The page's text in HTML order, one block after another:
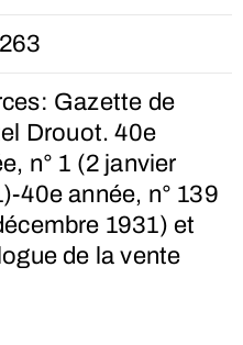
Gazette de
Drouot. 40e
n° 1 (2 janvier
40e année, n° 139
1931) et
de la vente